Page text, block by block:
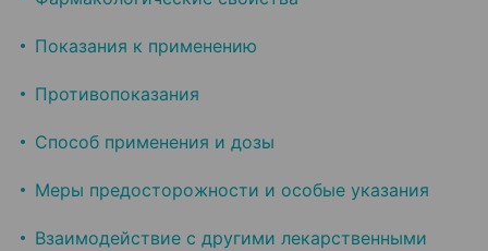
Показания к применению
Противопоказания
Способ применения и дозы
Меры предосторожности и особые указания
Взаимодействие с другими лекарственными